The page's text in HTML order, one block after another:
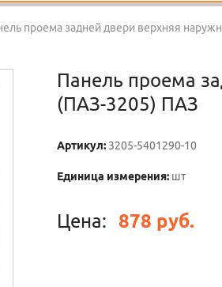
проема задней двери верхняя
Панель проема
(ПАЗ-3205) ПАЗ
Артикул: 3205-5401290-10
Единица измерения: шт
Цена: 878 руб.